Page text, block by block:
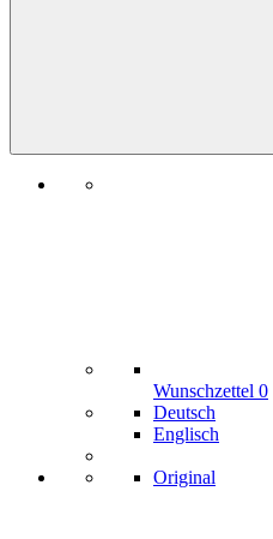
Wunschzettel 0
Deutsch
Englisch
Original